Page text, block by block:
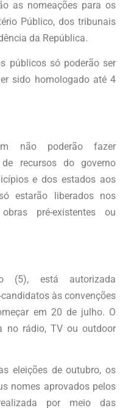
as nomeações para os
Público, dos tribunais
da República.
públicos só poderão ser
sido homologado até 4
não poderão fazer
recursos do governo
e dos estados aos
estarão liberados nos
pré-existentes ou
(5), está autorizada
às convenções
em 20 de julho. O
no rádio, TV ou outdoor
eleições de outubro, os
nomes aprovados pelos
por meio das